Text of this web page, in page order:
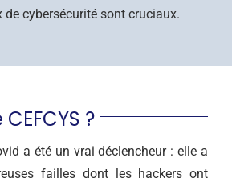
de cybersécurité sont cruciaux.
?
a été un vrai déclencheur : elle a
failles dont les hackers ont